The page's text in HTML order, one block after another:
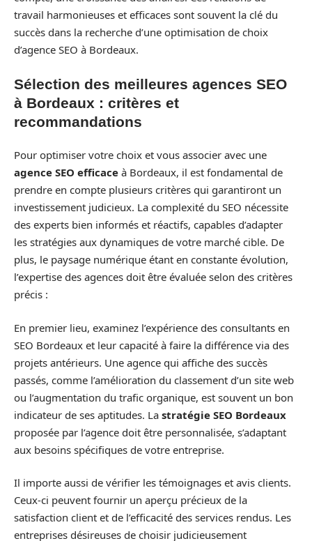
travail harmonieuses et efficaces sont souvent la clé du
succès dans la recherche d’une optimisation de choix
d’agence SEO à Bordeaux.
Sélection des meilleures agences SEO
à Bordeaux : critères et
recommandations
Pour optimiser votre choix et vous associer avec une
agence SEO efficace à Bordeaux, il est fondamental de
prendre en compte plusieurs critères qui garantiront un
investissement judicieux. La complexité du SEO nécessite
des experts bien informés et réactifs, capables d’adapter
les stratégies aux dynamiques de votre marché cible. De
plus, le paysage numérique étant en constante évolution,
l’expertise des agences doit être évaluée selon des critères
précis :
En premier lieu, examinez l’expérience des consultants en
SEO Bordeaux et leur capacité à faire la différence via des
projets antérieurs. Une agence qui affiche des succès
passés, comme l’amélioration du classement d’un site web
ou l’augmentation du trafic organique, est souvent un bon
indicateur de ses aptitudes. La stratégie SEO Bordeaux
proposée par l’agence doit être personnalisée, s’adaptant
aux besoins spécifiques de votre entreprise.
Il importe aussi de vérifier les témoignages et avis clients.
Ceux-ci peuvent fournir un aperçu précieux de la
satisfaction client et de l’efficacité des services rendus. Les
entreprises désireuses de choisir judicieusement